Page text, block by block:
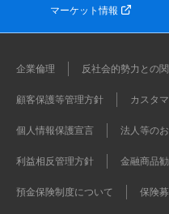
マーケット情報
企業倫理 反社会的勢力との
顧客保護等管理方針 カスタ
個人情報保護宣言 法人等の
利益相反管理方針 金融商品
預金保険制度について 保険